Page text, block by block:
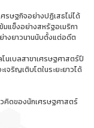
รษฐกิจอย่างปฏิเสธไม่ได้
มแข็งอย่างสหรัฐอเมริกา
างยาวนานนับตั้งแต่อดีต
นเบลสาขาเศรษฐศาสตร์ปี
จริญเติบโตในระยะยาวได้
คิดของนักเศรษฐศาสตร์